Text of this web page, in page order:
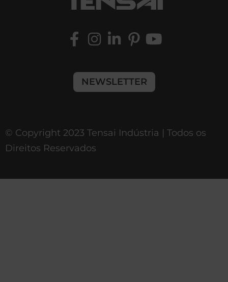
NEWSLETTER
© Copyright 2023 Tensai Indústria | Todos os
Direitos Reservados